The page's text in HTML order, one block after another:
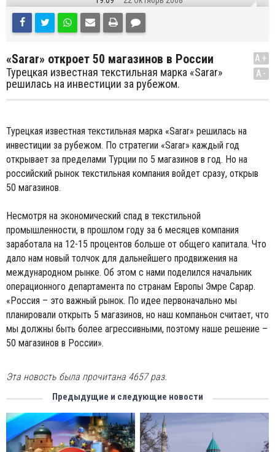
«Sarar» откроет 50 магазинов в России
Турецкая известная текстильная марка «Sarar»
решилась на инвестиции за рубежом.
A+
A-
Турецкая известная текстильная марка «Sarar» решилась на
инвестиции за рубежом. По стратегии «Sarar» каждый год
открывает за пределами Турции по 5 магазинов в год. Но на
российский рынок текстильная компания войдет сразу, открыв
50 магазинов.
Несмотря на экономический спад в текстильной
промышленности, в прошлом году за 6 месяцев компания
заработала на 12-15 процентов больше от общего капитала. Что
дало нам новый толчок для дальнейшего продвижения на
международном рынке. Об этом с нами поделился начальник
операционного департамента по странам Европы Эмре Сарар.
«Россия – это важный рынок. По идее первоначально мы
планировали открыть 5 магазинов, но наш компаньон считает, что
мы должны быть более агрессивными, поэтому наше решение –
50 магазинов в России».
Эта новость была прочитана 4657 раз.
Предыдущие и следующие новости